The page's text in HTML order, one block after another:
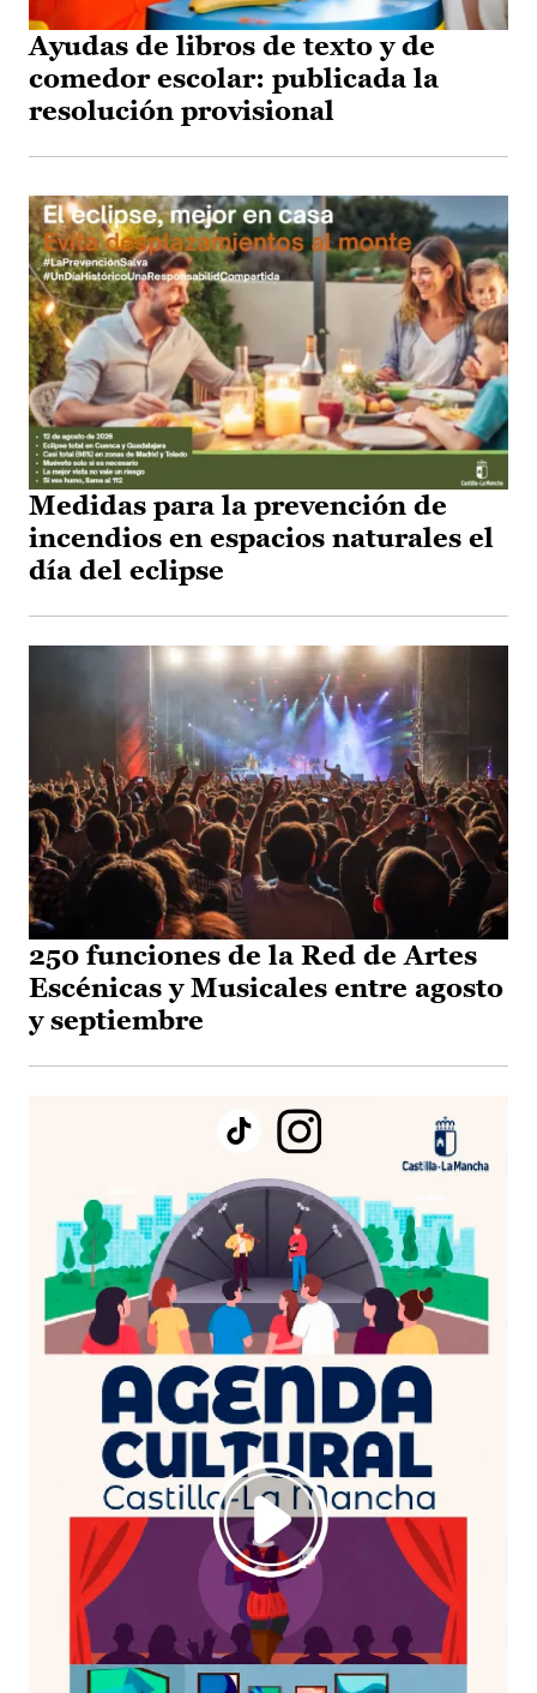
Ayudas de libros de texto y de
comedor escolar: publicada la
resolución provisional
Medidas para la prevención de
incendios en espacios naturales el
día del eclipse
250 funciones de la Red de Artes
Escénicas y Musicales entre agosto
y septiembre